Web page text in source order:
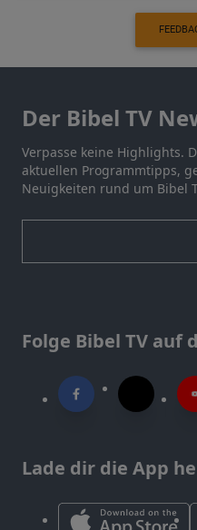
Der Bibel TV
Verpasse keine Highlights.
aktuellen Programmtipps,
Neuigkeiten rund um Bibel
Folge Bibel TV auf
Lade dir die App